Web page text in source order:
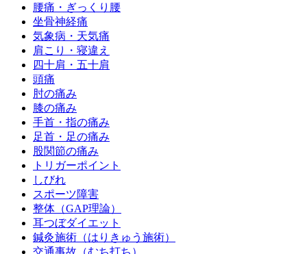
腰痛・ぎっくり腰
坐骨神経痛
気象病・天気痛
肩こり・寝違え
四十肩・五十肩
頭痛
肘の痛み
膝の痛み
手首・指の痛み
足首・足の痛み
股関節の痛み
トリガーポイント
しびれ
スポーツ障害
整体（GAP理論）
耳つぼダイエット
鍼灸施術（はりきゅう施術）